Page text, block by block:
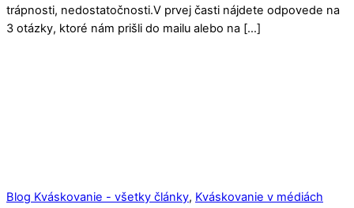
trápnosti, nedostatočnosti.V prvej časti nájdete odpovede na
3 otázky, ktoré nám prišli do mailu alebo na […]
Blog Kváskovanie - všetky články, Kváskovanie v médiách